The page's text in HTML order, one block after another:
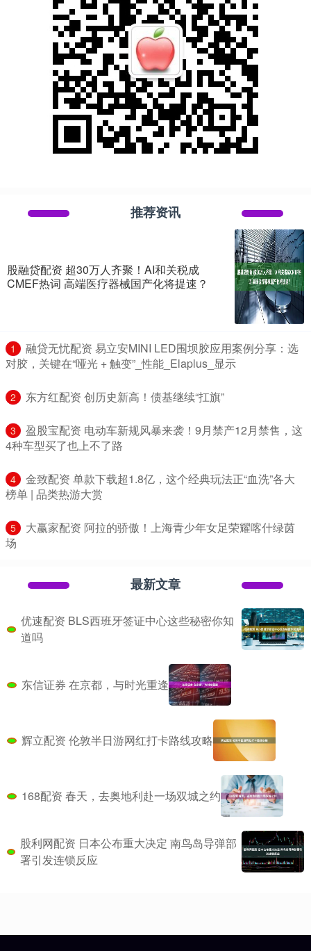
推荐资讯
股融贷配资 超30万人齐聚！AI和关税成
CMEF热词 高端医疗器械国产化将提速？
1
​融贷无忧配资 易立安MINI LED围坝胶应用案例分享：选
对胶，关键在“哑光 + 触变”_性能_Elaplus_显示
2 ​东方红配资 创历史新高！债基继续“扛旗”
3
​盈股宝配资 电动车新规风暴来袭！9月禁产12月禁售，这
4种车型买了也上不了路
4
​金致配资 单款下载超1.8亿，这个经典玩法正“血洗”各大
榜单 | 品类热游大赏
5
​大赢家配资 阿拉的骄傲！上海青少年女足荣耀喀什绿茵
场
最新文章
优速配资 BLS西班牙签证中心这些秘密你知
道吗
东信证券 在京都，与时光重逢
辉立配资 伦敦半日游网红打卡路线攻略
168配资 春天，去奥地利赴一场双城之约
股利网配资 日本公布重大决定 南鸟岛导弹部
署引发连锁反应